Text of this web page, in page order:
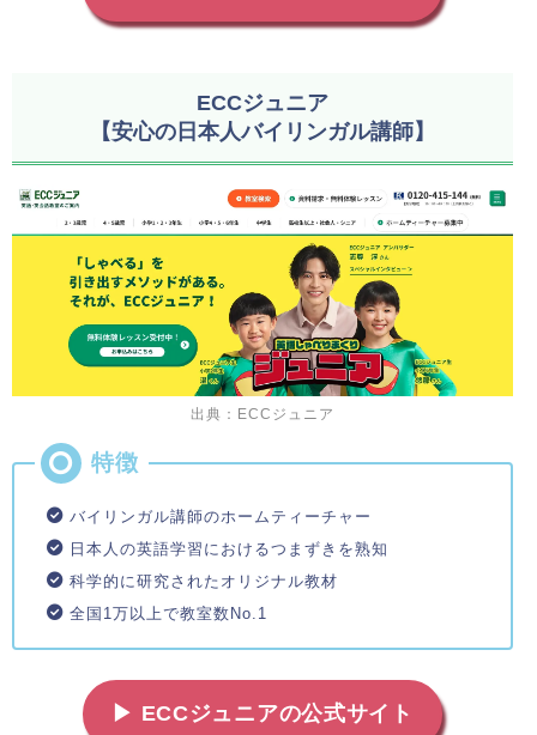
ECCジュニア
【安心の日本人バイリンガル講師】
出典：ECCジュニア
バイリンガル講師のホームティーチャー
日本人の英語学習におけるつまずきを熟知
科学的に研究されたオリジナル教材
全国1万以上で教室数No.1
▶ ECCジュニアの公式サイト